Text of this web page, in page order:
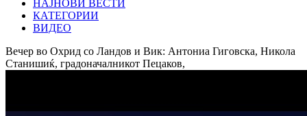
НАЈНОВИ ВЕСТИ
КАТЕГОРИИ
ВИДЕО
Вечер во Охрид со Ландов и Вик: Антониа Гиговска, Никола
Станишиќ, градоначалникот Пецаков,